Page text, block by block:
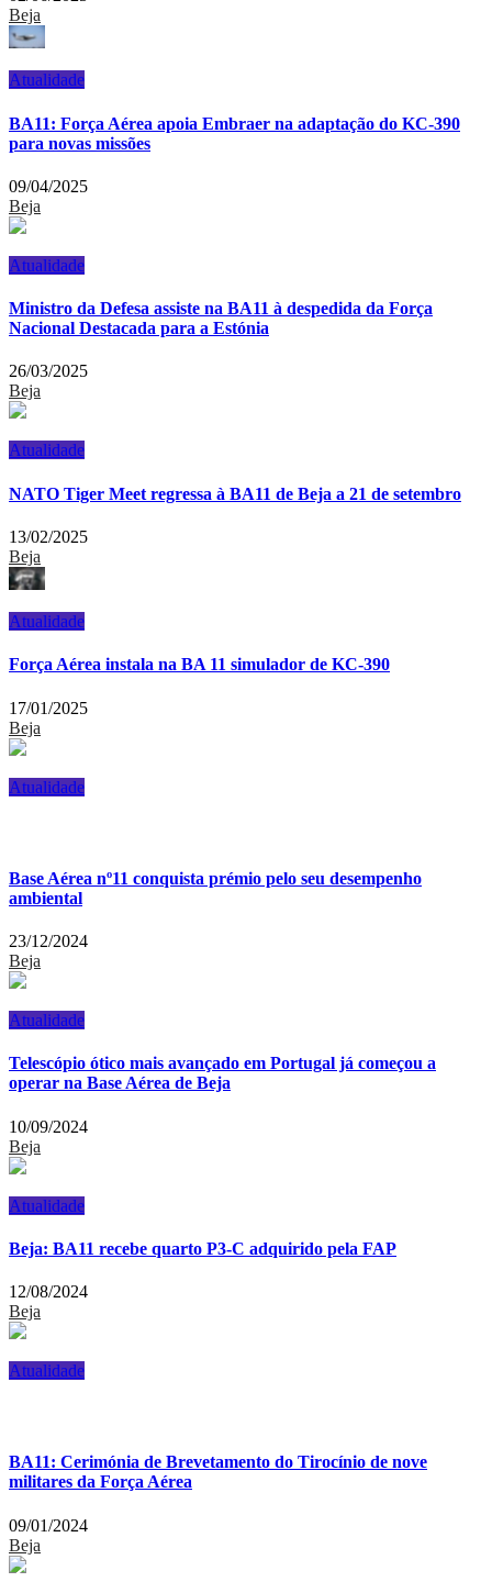
Beja
Atualidade
BA11: Força Aérea apoia Embraer na adaptação do KC-390
para novas missões
09/04/2025
Beja
Atualidade
Ministro da Defesa assiste na BA11 à despedida da Força
Nacional Destacada para a Estónia
26/03/2025
Beja
Atualidade
NATO Tiger Meet regressa à BA11 de Beja a 21 de setembro
13/02/2025
Beja
Atualidade
Força Aérea instala na BA 11 simulador de KC-390
17/01/2025
Beja
Atualidade
Base Aérea nº11 conquista prémio pelo seu desempenho
ambiental
23/12/2024
Beja
Atualidade
Telescópio ótico mais avançado em Portugal já começou a
operar na Base Aérea de Beja
10/09/2024
Beja
Atualidade
Beja: BA11 recebe quarto P3-C adquirido pela FAP
12/08/2024
Beja
Atualidade
BA11: Cerimónia de Brevetamento do Tirocínio de nove
militares da Força Aérea
09/01/2024
Beja